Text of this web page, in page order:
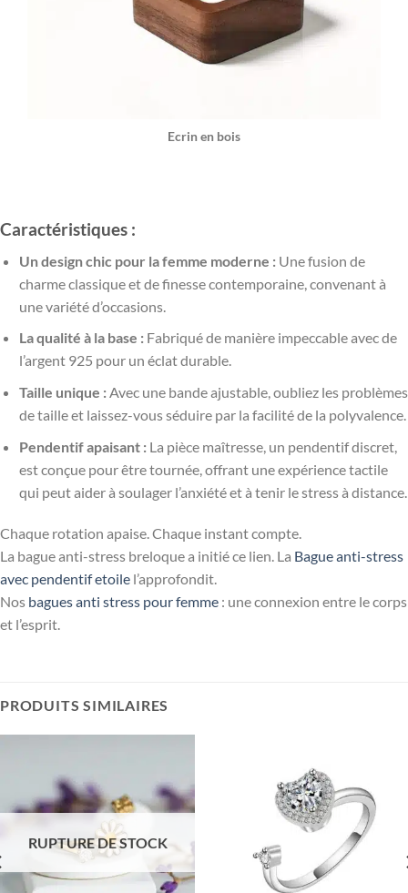
Ecrin en bois
Caractéristiques :
Un design chic pour la femme moderne :Une fusion de
charme classique et de finesse contemporaine, convenant à
une variété d’occasions.
La qualité à la base :Fabriqué de manière impeccable avec de
l’argent 925 pour un éclat durable.
Taille unique :Avec une bande ajustable, oubliez les problèmes
de taille et laissez-vous séduire par la facilité de la polyvalence.
Pendentif apaisant :La pièce maîtresse, un pendentif discret,
est conçue pour être tournée, offrant une expérience tactile
qui peut aider à soulager l’anxiété et à tenir le stress à distance.
Chaque rotation apaise. Chaque instant compte.
La bague anti-stress breloque a initié ce lien. La Bague anti-stress
avec pendentif etoile l’approfondit.
Nos bagues anti stress pour femme : une connexion entre le corps
et l’esprit.
PRODUITS SIMILAIRES
RUPTURE DE STOCK